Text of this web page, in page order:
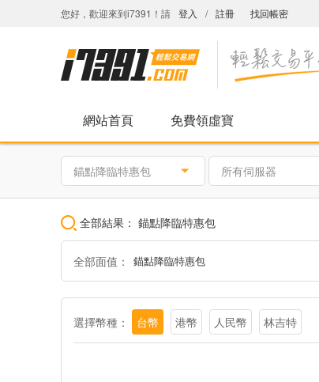
您好，歡迎來到i7391！請 登入 / 註冊 找回帳密
網站首頁 免費領虛寶
錨點降臨特惠包 所有伺服器
全部結果： 錨點降臨特惠包
全部面值： 錨點降臨特惠包
選擇幣種： 台幣 港幣 人民幣 林吉特